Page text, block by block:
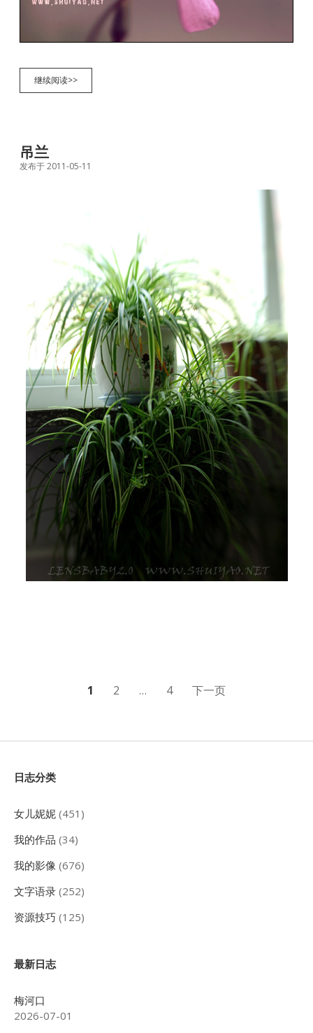
继续阅读>>微
距
吊兰
发布于 2011-05-11
分
页
1 2 … 4 下一页
Sidebar
日志分类
女儿妮妮 (451)
我的作品 (34)
我的影像 (676)
文字语录 (252)
资源技巧 (125)
最新日志
梅河口
2026-07-01